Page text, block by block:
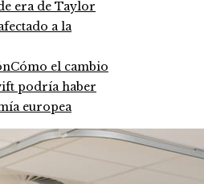
Cómo el cambio
podría haber
europea